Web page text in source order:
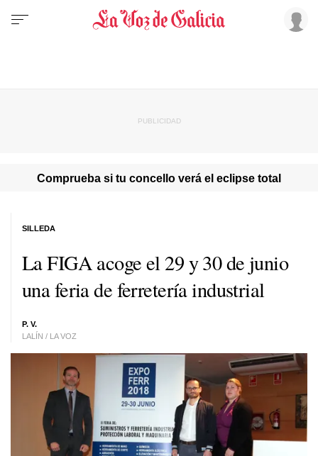
Comprueba si tu concello verá el eclipse total
La FIGA acoge el 29 y 30 de junio
una feria de ferretería industrial
P. V.
LALÍN / LA VOZ
SILLEDA